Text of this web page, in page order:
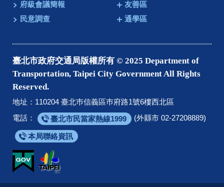
府級會議簡報
民意調查
友善區
通學區
臺北市政府交通局版權所有 © 2025 Department of
Transportation, Taipei City Government All Rights
Reserved.
地址：110204 臺北巿信義區巿府路1號6樓西北區
電話：
臺北市民當家熱線1999 (外縣市 02-27208889)
本局聯絡資訊